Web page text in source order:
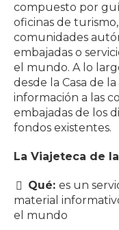
compuesto por
oficinas de
comunidades
embajadas o
el mundo. A lo
desde la Casa de
información a las
embajadas de los
fondos existentes.
La Viajeteca de
Qué: es un
material
el mundo